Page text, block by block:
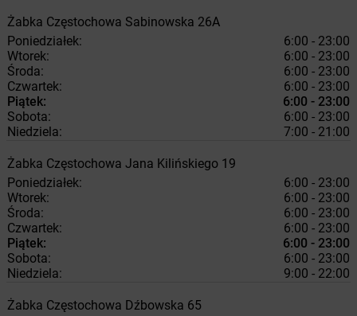
Żabka Częstochowa Sabinowska 26A
Poniedziałek:
6:00 - 23:00
Wtorek:
6:00 - 23:00
Środa:
6:00 - 23:00
Czwartek:
6:00 - 23:00
Piątek:
6:00 - 23:00
Sobota:
6:00 - 23:00
Niedziela:
7:00 - 21:00
Żabka Częstochowa Jana Kilińskiego 19
Poniedziałek:
6:00 - 23:00
Wtorek:
6:00 - 23:00
Środa:
6:00 - 23:00
Czwartek:
6:00 - 23:00
Piątek:
6:00 - 23:00
Sobota:
6:00 - 23:00
Niedziela:
9:00 - 22:00
Żabka Częstochowa Dźbowska 65